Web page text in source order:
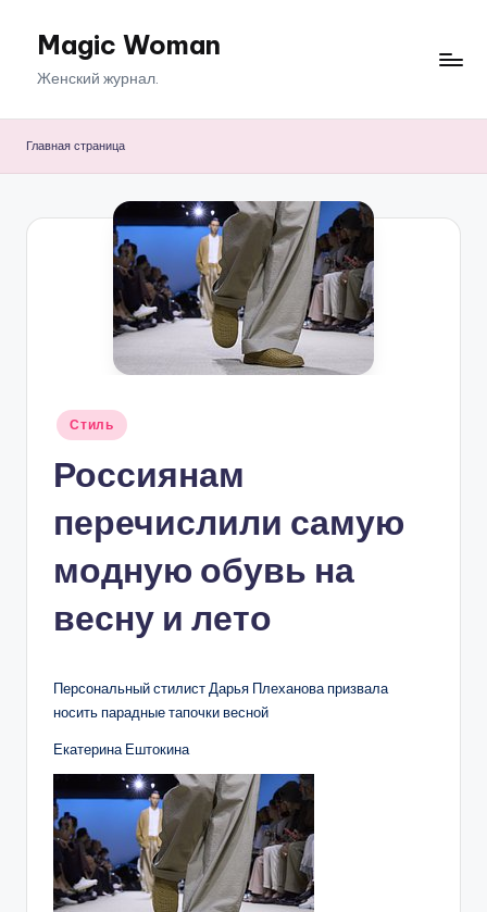
ПерейтиMagic Woman
Женский журнал.
Главная страница
Опубликовано
Стиль
Россиянам
перечислили самую
модную обувь на
весну и лето
Персональный стилист Дарья Плеханова призвала
носить парадные тапочки весной
Екатерина Ештокина